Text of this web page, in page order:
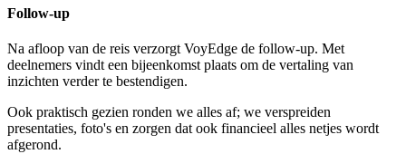
Follow-up
Na afloop van de reis verzorgt VoyEdge de follow-up. Met
deelnemers vindt een bijeenkomst plaats om de vertaling van
inzichten verder te bestendigen.
Ook praktisch gezien ronden we alles af; we verspreiden
presentaties, foto's en zorgen dat ook financieel alles netjes wordt
afgerond.